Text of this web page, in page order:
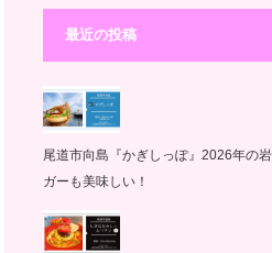
最近の投稿
尾道市向島『かぎしっぽ』2026年の
ガーも美味しい！